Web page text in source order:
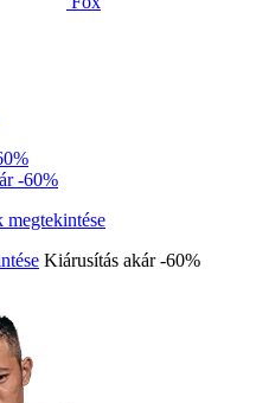
-60%
Kiárusítás akár -60%